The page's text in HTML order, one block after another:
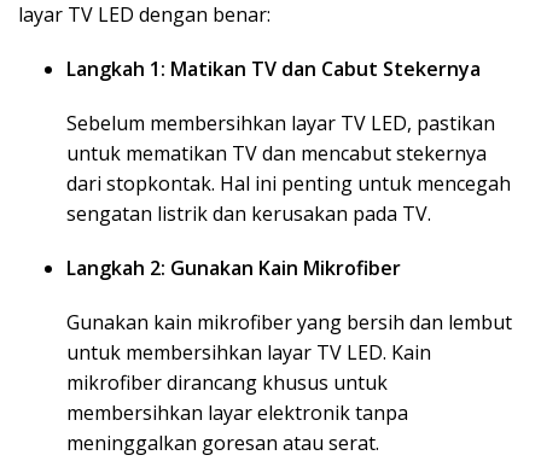
layar TV LED dengan benar:
Langkah 1: Matikan TV dan Cabut Stekernya
Sebelum membersihkan layar TV LED, pastikan
untuk mematikan TV dan mencabut stekernya
dari stopkontak. Hal ini penting untuk mencegah
sengatan listrik dan kerusakan pada TV.
Langkah 2: Gunakan Kain Mikrofiber
Gunakan kain mikrofiber yang bersih dan lembut
untuk membersihkan layar TV LED. Kain
mikrofiber dirancang khusus untuk
membersihkan layar elektronik tanpa
meninggalkan goresan atau serat.